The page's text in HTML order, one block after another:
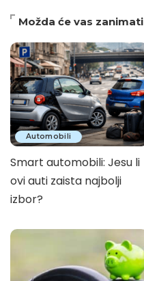
Možda će vas zanimati
Automobili
Smart automobili: Jesu li
ovi auti zaista najbolji
izbor?